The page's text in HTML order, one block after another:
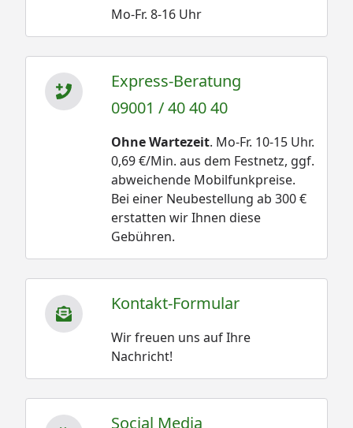
Mo-Fr. 8-16 Uhr
Express-Beratung
09001 / 40 40 40
Ohne Wartezeit. Mo-Fr. 10-15 Uhr.
0,69 €/Min. aus dem Festnetz, ggf.
abweichende Mobilfunkpreise.
Bei einer Neubestellung ab 300 €
erstatten wir Ihnen diese
Gebühren.
Kontakt-Formular
Wir freuen uns auf Ihre
Nachricht!
Social Media